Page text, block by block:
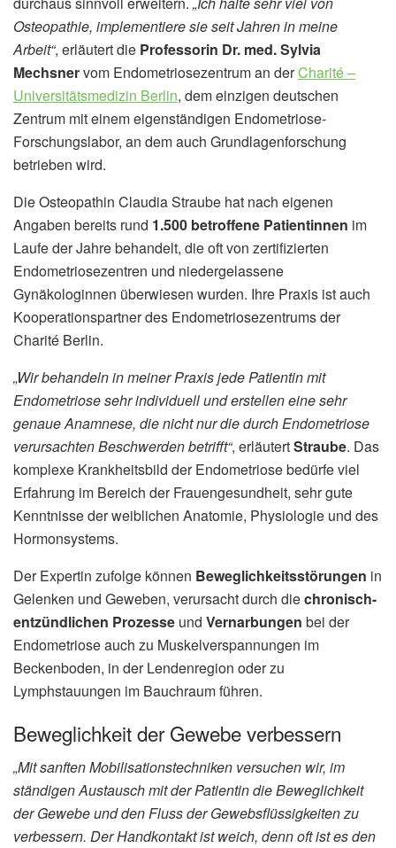
Osteopathie, implementiere sie seit Jahren in meine
Arbeit“, erläutert die Professorin Dr. med. Sylvia
Mechsnervom Endometriosezentrum an derCharité –
Universitätsmedizin Berlin, dem einzigen deutschen
Zentrum mit einem eigenständigen Endometriose-
Forschungslabor, an dem auch Grundlagenforschung
betrieben wird.
Die Osteopathin Claudia Straube hat nach eigenen
Angaben bereits rund 1.500 betroffene Patientinnen im
Laufe der Jahre behandelt, die oft von zertifizierten
Endometriosezentren und niedergelassene
Gynäkologinnen überwiesen wurden. Ihre Praxis ist auch
Kooperationspartner des Endometriosezentrums der
Charité Berlin.
„Wir behandeln in meiner Praxis jede Patientin mit
Endometriose sehr individuell und erstellen eine sehr
genaue Anamnese, die nicht nur die durch Endometriose
verursachten Beschwerden betrifft“, erläutertStraube. Das
komplexe Krankheitsbild der Endometriose bedürfe viel
Erfahrung im Bereich der Frauengesundheit, sehr gute
Kenntnisse der weiblichen Anatomie, Physiologie und des
Hormonsystems.
Der Expertin zufolge können Beweglichkeitsstörungen in
Gelenken und Geweben, verursacht durch diechronisch-
entzündlichen Prozesse und Vernarbungen bei der
Endometriose auch zu Muskelverspannungen im
Beckenboden, in der Lendenregion oder zu
Lymphstauungen im Bauchraum führen.
Beweglichkeit der Gewebe verbessern
„Mit sanften Mobilisationstechniken versuchen wir, im
ständigen Austausch mit der Patientin die Beweglichkeit
der Gewebe und den Fluss der Gewebsflüssigkeiten zu
verbessern. Der Handkontakt ist weich, denn oft ist es den